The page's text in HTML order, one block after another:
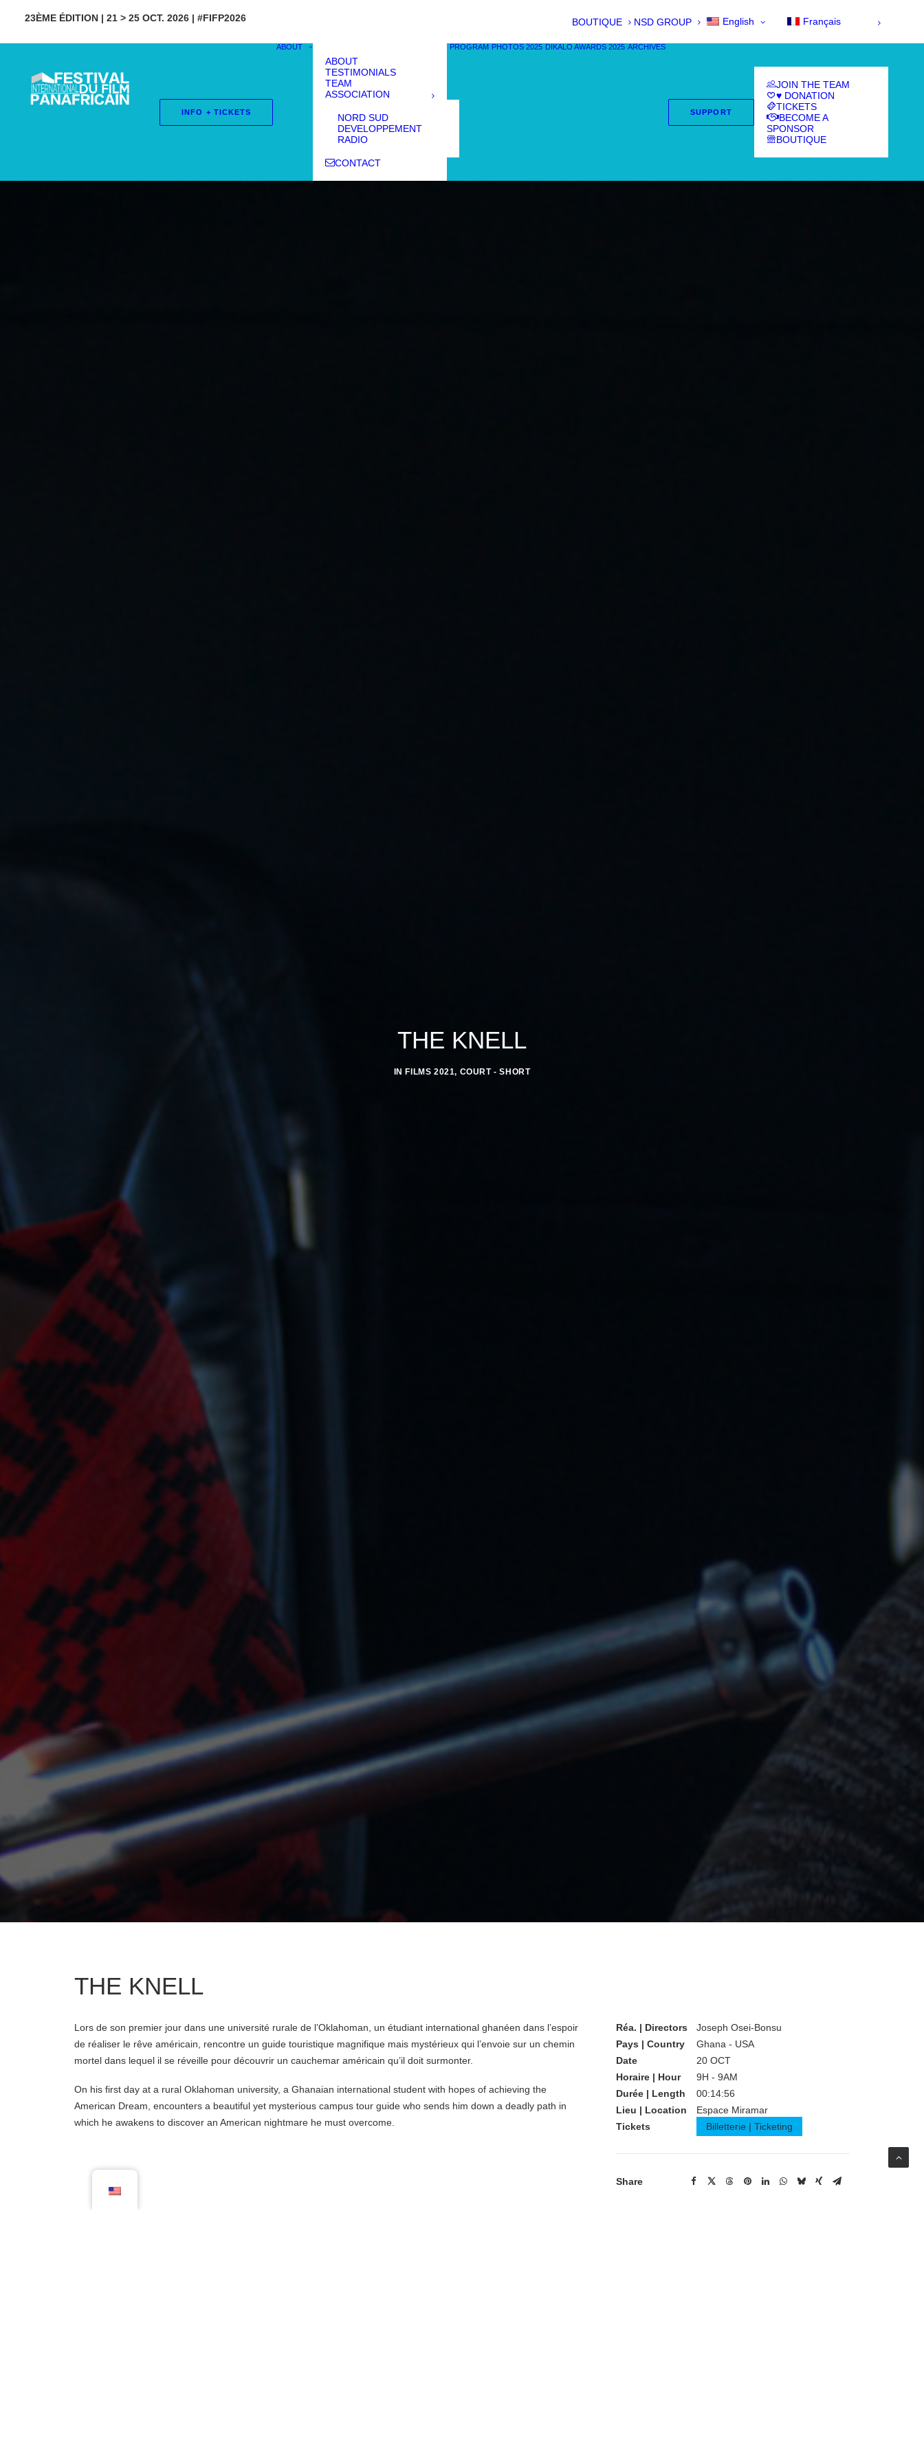
23ÈME ÉDITION | 21 > 25 OCT. 2026 | #FIFP2026 BOUTIQUE NSD GROUP English Français
INFO + TICKETS
ABOUT
ABOUT
TESTIMONIALS
TEAM
ASSOCIATION
NORD SUD
DEVELOPPEMENT
RADIO
CONTACT
PROGRAM PHOTOS 2025 DIKALO AWARDS 2025 ARCHIVES
SUPPORT
JOIN THE TEAM
♥ DONATION
TICKETS
BECOME A
SPONSOR
BOUTIQUE
THE KNELL
IN FILMS 2021, COURT - SHORT
THE KNELL
Lors de son premier jour dans une université rurale de l’Oklahoman, un étudiant international ghanéen dans l’espoir
de réaliser le rêve américain, rencontre un guide touristique magnifique mais mystérieux qui l’envoie sur un chemin
mortel dans lequel il se réveille pour découvrir un cauchemar américain qu’il doit surmonter.
On his first day at a rural Oklahoman university, a Ghanaian international student with hopes of achieving the
American Dream, encounters a beautiful yet mysterious campus tour guide who sends him down a deadly path in
which he awakens to discover an American nightmare he must overcome.
Réa. | Directors
Joseph Osei-Bonsu
Pays | Country
Ghana - USA
Date
20 OCT
Horaire | Hour
9H - 9AM
Durée | Length
00:14:56
Lieu | Location
Espace Miramar
Tickets
Billetterie | Ticketing
Share